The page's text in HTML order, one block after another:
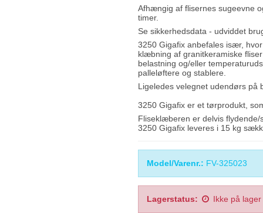
Afhængig af flisernes sugeevne
timer.
Se sikkerhedsdata - udviddet
3250 Gigafix anbefales især,
klæbning af granitkeramiske
belastning og/eller
palleløftere og stablere.
Ligeledes velegnet udendørs på
3250 Gigafix er et tørprodukt,
Fliseklæberen er delvis flydende/
3250 Gigafix leveres i 15 kg
Model/Varenr.: FV-325023
Lagerstatus: Ikke på lager